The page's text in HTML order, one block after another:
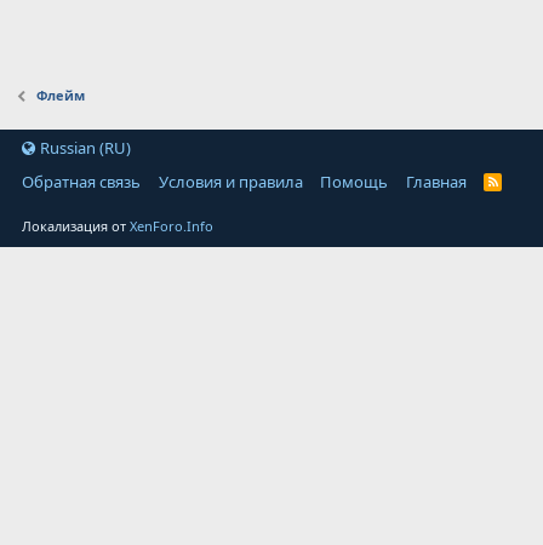
Флейм
Russian (RU)
Обратная связь
Условия и правила Помощь Главная
Локализация отXenForo.Info